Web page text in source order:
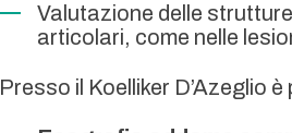
Valutazione delle
articolari, come nelle
Presso il Koelliker D’Azeglio